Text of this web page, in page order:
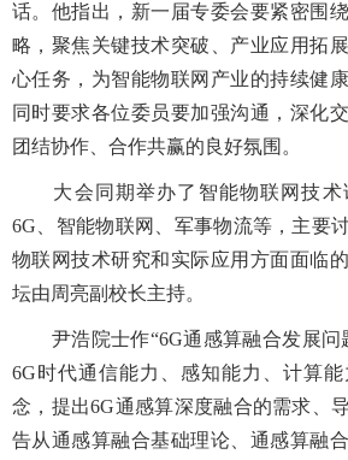
话。他指出，新一届专委会要紧密围
略，聚焦关键技术突破、产业应用拓
心任务，为智能物联网产业的持续健
同时要求各位委员要加强沟通，深化
团结协作、合作共赢的良好氛围。
大会同期举办了智能物联网技术
6G、智能物联网、军事物流等，主要
物联网技术研究和实际应用方面面临
坛由周亮副校长主持。
尹浩院士作“6G通感算融合发展问
6G时代通信能力、感知能力、计算
念，提出6G通感算深度融合的需求、
告从通感算融合基础理论、通感算融